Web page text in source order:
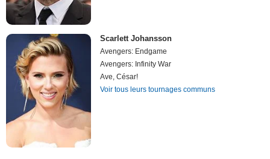
Scarlett Johansson
Avengers: Endgame
Avengers: Infinity War
Ave, César!
Voir tous leurs tournages communs